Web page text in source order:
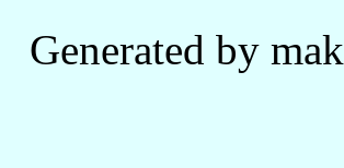
Generated by